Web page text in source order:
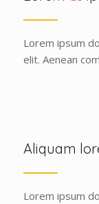
Lorem ipsum
elit. Aenean
Aliquam
Lorem ipsum